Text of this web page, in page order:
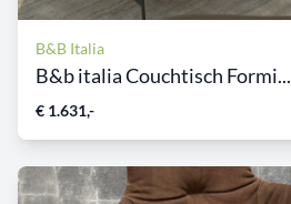
B&B Italia
B&b italia Couchtisch Formi...
€ 1.631,-